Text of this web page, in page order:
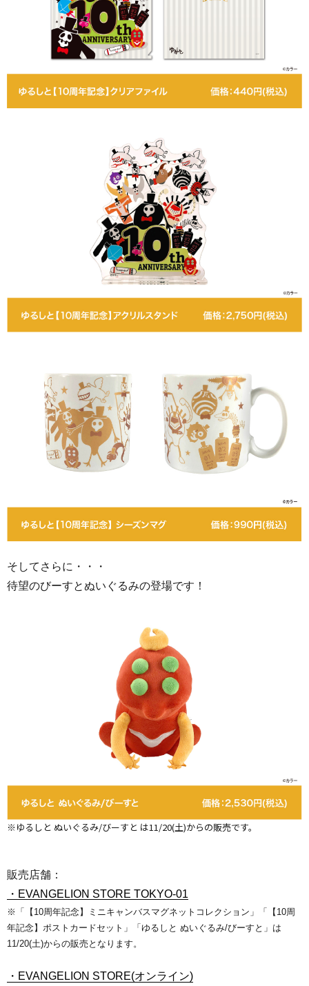
そしてさらに・・・
待望のびーすとぬいぐるみの登場です！
※ゆるしと ぬいぐるみ/びーすと は11/20(土)からの販売です。
販売店舗：
・EVANGELION STORE TOKYO-01
※「【10周年記念】ミニキャンバスマグネットコレクション」「【10周
年記念】ポストカードセット」
「ゆるしと ぬいぐるみ/びーすと」は
11/20(土)からの販売となります。
・EVANGELION STORE(オンライン)